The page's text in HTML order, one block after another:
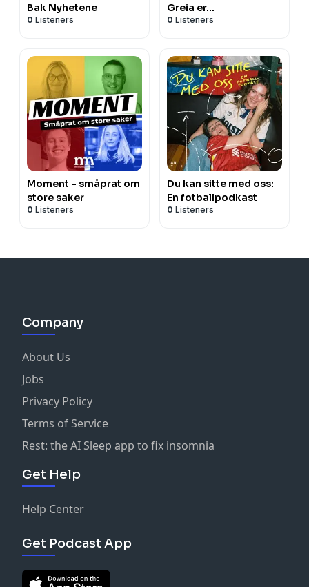
Bak Nyhetene
0 Listeners
Greia er…
0 Listeners
Moment - småprat om
store saker
0 Listeners
Du kan sitte med oss:
En fotballpodkast
0 Listeners
Company
About Us
Jobs
Privacy Policy
Terms of Service
Rest: the AI Sleep app to fix insomnia
Get Help
Help Center
Get Podcast App